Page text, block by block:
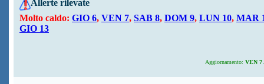
Allerte rilevate
Molto caldo: GIO 6, VEN 7, SAB 8, DOM 9, LUN 10, MAR
GIO 13
Aggiornamento: VEN 7